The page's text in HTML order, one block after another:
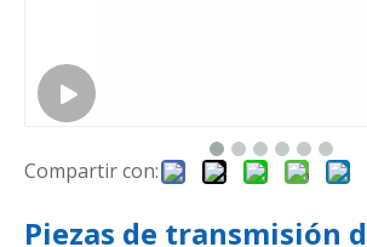
Compartir con:
Piezas de transmisión